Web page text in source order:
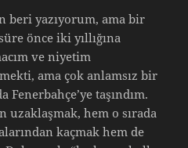
beri yazıyorum, ama bir
önce iki yıllığına
ve niyetim
ama çok anlamsız bir
taşındım.
uzaklaşmak, hem o sırada
kaçmak hem de